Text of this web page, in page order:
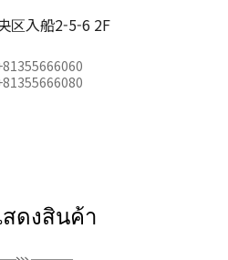
区入船2-5-6 2F
ดงสินค้า